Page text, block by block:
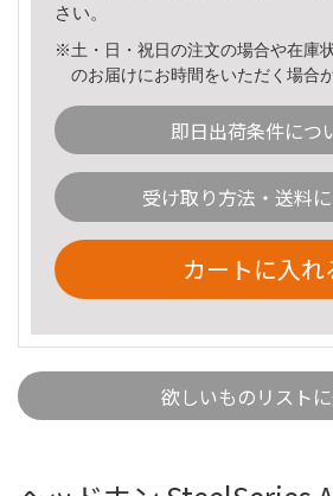
さい。
※土・日・祝日の注文の場合や在庫
のお届けにお時間をいただく場合
即日出荷条件につ
受け取り方法・送料
カートに入れ
欲しいものリスト